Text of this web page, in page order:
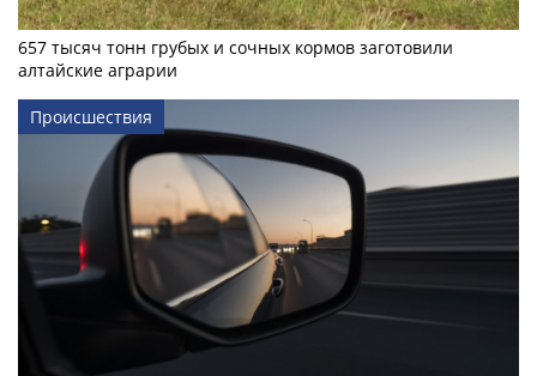
657 тысяч тонн грубых и сочных кормов заготовили
алтайские аграрии
Происшествия